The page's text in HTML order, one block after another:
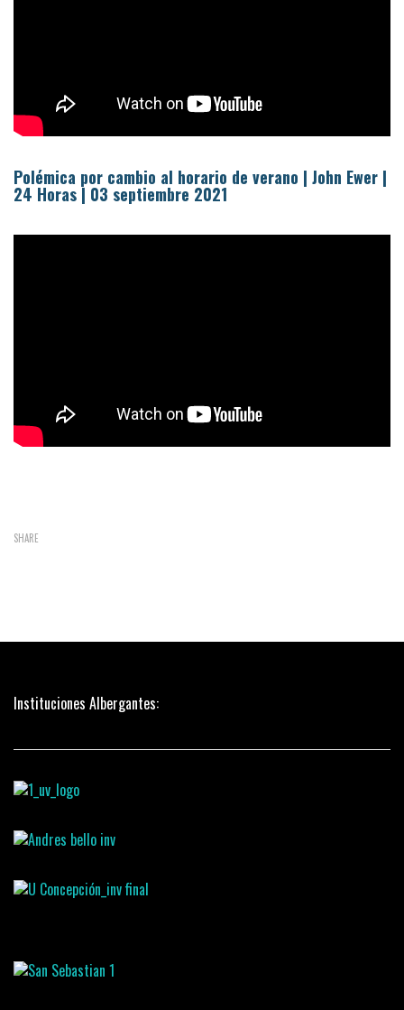
Polémica por cambio al horario de verano | John Ewer |
24 Horas | 03 septiembre 2021
SHARE
Instituciones Albergantes: